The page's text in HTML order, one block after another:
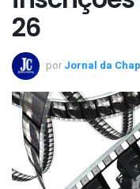
26
por Jornal da